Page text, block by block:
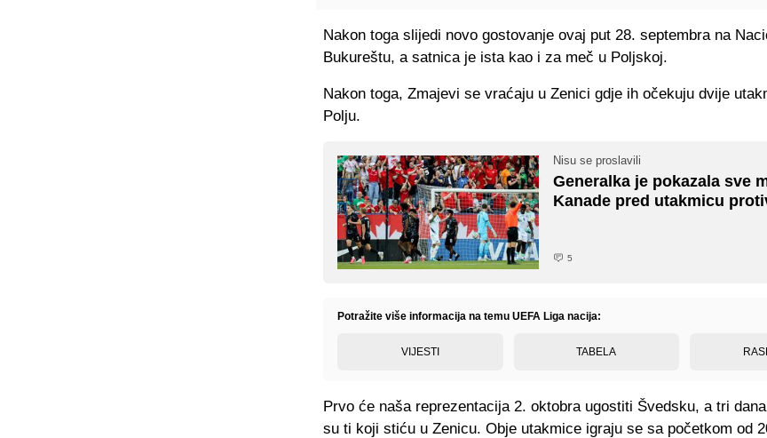
Nakon toga slijedi novo gostovanje ovaj put 28. septembra na
Bukureštu, a satnica je ista kao i za meč u Poljskoj.
Nakon toga, Zmajevi se vraćaju u Zenici gdje ih očekuju dvije
Polju.
Nisu se proslavili
Generalka je pokazala sve
Kanade pred utakmicu
5
Potražite više informacija na temu UEFA Liga nacija:
VIJESTI TABELA
Prvo će naša reprezentacija 2. oktobra ugostiti Švedsku, a tri
su ti koji stiću u Zenicu. Obje utakmice igraju se sa početkom od